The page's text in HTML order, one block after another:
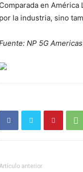
Comparada en
por la industria, sino
NP 5G Americas
Artículo anterior